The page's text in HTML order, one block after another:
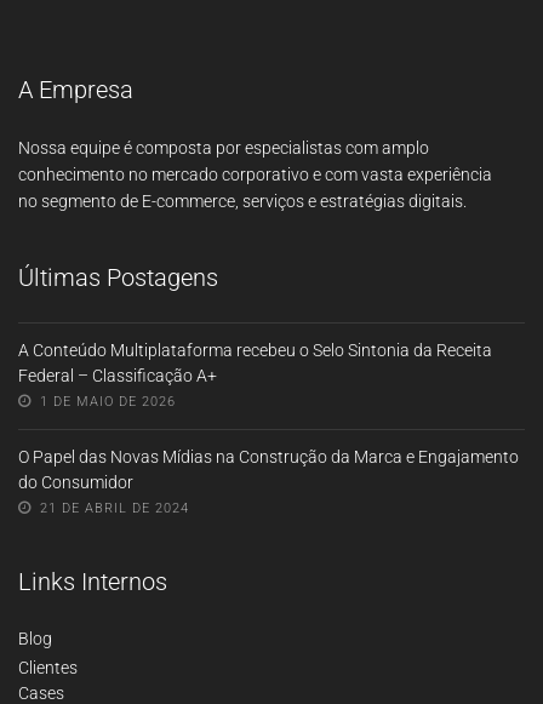
A Empresa
Nossa equipe é composta por especialistas com amplo
conhecimento no mercado corporativo e com vasta experiência
no segmento de E-commerce, serviços e estratégias digitais.
Últimas Postagens
A Conteúdo Multiplataforma recebeu o Selo Sintonia da Receita
Federal – Classificação A+
1 DE MAIO DE 2026
O Papel das Novas Mídias na Construção da Marca e Engajamento
do Consumidor
21 DE ABRIL DE 2024
Links Internos
Blog
Clientes
Cases